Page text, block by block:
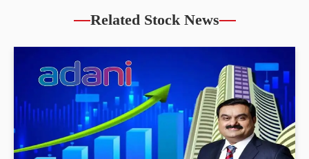
Related Stock News